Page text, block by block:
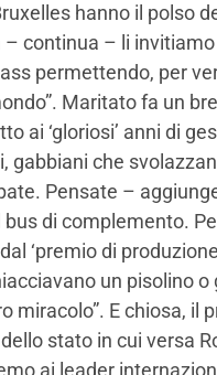
hanno il polso
continua – li
permettendo, per
Maritato fa un
ai ‘gloriosi’ anni di
che
Pensate –
di complemento.
‘premio di
un pisolino o
miracolo”. E chiosa, il
stato in cui versa
ai leader